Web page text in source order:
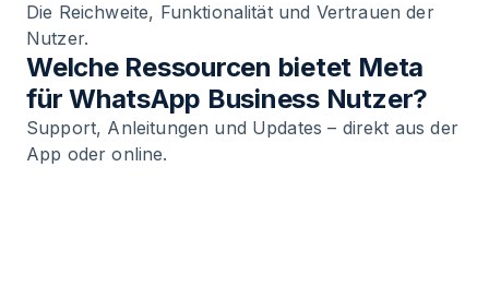
Die Reichweite, Funktionalität und Vertrauen der
Nutzer.
Welche Ressourcen bietet Meta
für WhatsApp Business Nutzer?
Support, Anleitungen und Updates – direkt aus der
App oder online.